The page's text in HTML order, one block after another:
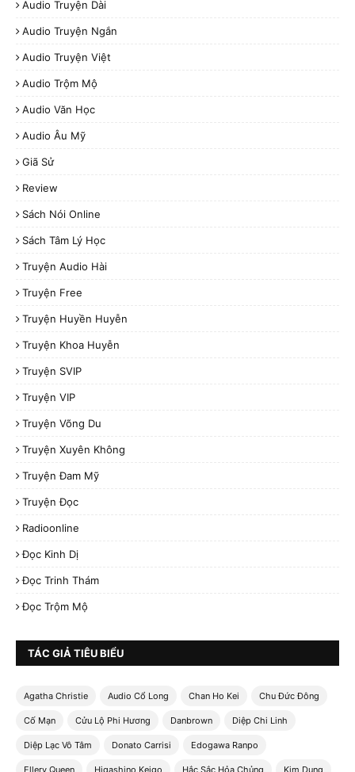
Audio Truyện Dài
Audio Truyện Ngắn
Audio Truyện Việt
Audio Trộm Mộ
Audio Văn Học
Audio Âu Mỹ
Giã Sử
Review
Sách Nói Online
Sách Tâm Lý Học
Truyện Audio Hài
Truyện Free
Truyện Huyền Huyễn
Truyện Khoa Huyễn
Truyện SVIP
Truyện VIP
Truyện Võng Du
Truyện Xuyên Không
Truyện Đam Mỹ
Truyện Đọc
Radioonline
Đọc Kinh Dị
Đọc Trinh Thám
Đọc Trộm Mộ
TÁC GIẢ TIÊU BIỂU
Agatha Christie Audio Cổ Long Chan Ho Kei Chu Đức Đông
Cố Mạn Cửu Lộ Phi Hương Danbrown Diệp Chi Linh
Diệp Lạc Vô Tâm Donato Carrisi Edogawa Ranpo
Ellery Queen Higashino Keigo Hắc Sắc Hỏa Chủng Kim Dung